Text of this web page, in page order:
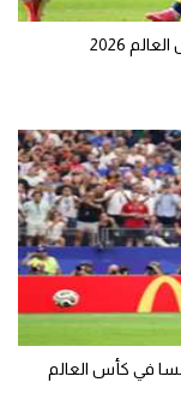
2026
في كأس العالم